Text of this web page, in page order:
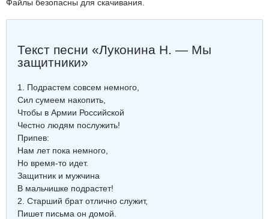
Файлы безопасны для скачивания.
Текст песни «Луконина Н. — Мы
защитники»
1. Подрастем совсем немного,
Сил сумеем накопить,
Чтобы в Армии Российской
Честно людям послужить!
Припев:
Нам лет пока немного,
Но время-то идет.
Защитник и мужчина
В мальчишке подрастет!
2. Старший брат отлично служит,
Пишет письма он домой.